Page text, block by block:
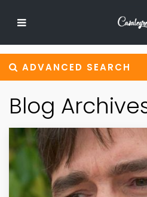
ADVANCED SEARCH
Blog